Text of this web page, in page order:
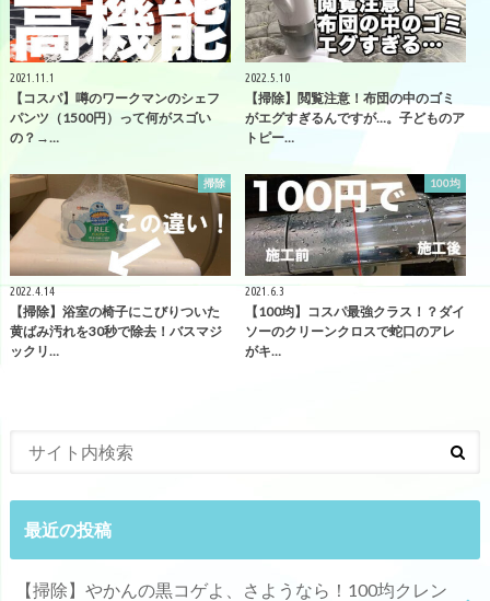
2021.11.1
【コスパ】噂のワークマンのシェフ
パンツ（1500円）って何がスゴい
の？→…
2022.5.10
【掃除】閲覧注意！布団の中のゴミ
がエグすぎるんですが…。子どものア
トピー…
掃除
2022.4.14
【掃除】浴室の椅子にこびりついた
黄ばみ汚れを30秒で除去！バスマジ
ックリ…
100均
2021.6.3
【100均】コスパ最強クラス！？ダイ
ソーのクリーンクロスで蛇口のアレ
がキ…
最近の投稿
【掃除】やかんの黒コゲよ、さようなら！100均クレン